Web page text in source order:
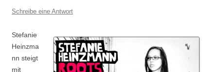
Schreibe eine Antwort
Stefanie
Heinzma
nn steigt
mit